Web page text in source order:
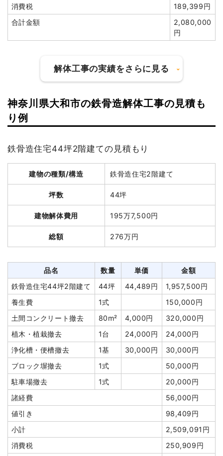
看板撤去
30,000円
土間コンクリート撤去
16,000円
ブロック塀撤去
20m² 3,000円
60,000円
円
駐車場施工（砕石敷
8台 9,000円 72,000円
諸経費
160,000円
値引き
1,360円
合計金額
4,330,000
消費税
189,399円
合計金額
2,080,000
円
解体工事の実績をさらに見る
建物の種類/構造
建物解体費用 110万2,114円
総額 205万2,000円
軽量鉄骨造住宅35坪2階
35坪
31,489
円
1,102,114円
215m² 1,000円
215,000円
土間コンクリート撤去
22m² 3,041円
66,900円
ブロック塀撤去
45m²
67,500円
植木・植栽撤去
7m³
10,000
円
70,000円
庭石撤去 6m³
18,333
円
110,000円
物置撤去 1式
5,000円
門扉・門柱撤去
1式
2,000円
井戸解体埋め戻し費用
25,000円
残土撤去
20,000円
諸経費
205,000円
値引き
77,714円
神奈川県大和市の鉄骨造解体工事の見積も
り例
鉄骨造住宅44坪2階建ての見積もり
建物の種類/構造 鉄骨造住宅2階建て
坪数 44坪
建物解体費用 195万7,500円
総額 276万円
品名 数量 単価
金額
鉄骨造住宅44坪2階建て
44坪 44,489円
1,957,500円
養生費
1式
150,000円
土間コンクリート撤去
80m² 4,000円
320,000円
植木・植栽撤去
1台 24,000円
24,000円
浄化槽・便槽撤去
1基 30,000円
30,000円
ブロック塀撤去
1式
50,000円
駐車場撤去
1式
20,000円
諸経費
56,000円
値引き
98,409円
小計
2,509,091円
消費税
250,909円